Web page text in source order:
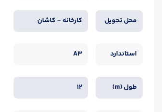
محل تحویل کارخانه - کاشان
استاندارد A3
طول (m) 12